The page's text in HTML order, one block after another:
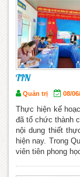
TIN
Quản trị 08/
Thực hiện kế
đã tổ chức thành
nội dung thiết
hiện nay. Trong
viên tiên phong